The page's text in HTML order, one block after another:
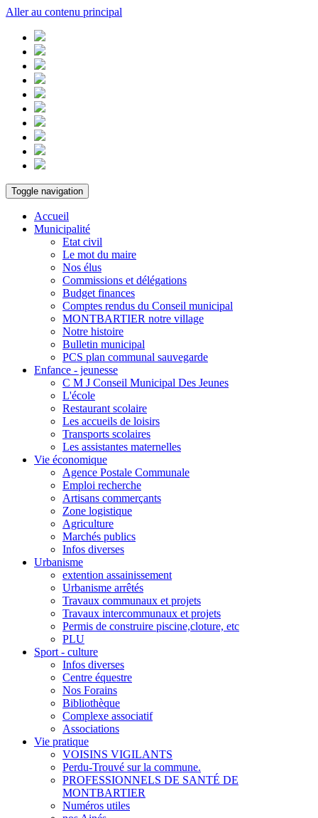
Aller au contenu principal
Toggle navigation
Accueil
Municipalité
Etat civil
Le mot du maire
Nos élus
Commissions et délégations
Budget finances
Comptes rendus du Conseil municipal
MONTBARTIER notre village
Notre histoire
Bulletin municipal
PCS plan communal sauvegarde
Enfance - jeunesse
C M J Conseil Municipal Des Jeunes
L'école
Restaurant scolaire
Les accueils de loisirs
Transports scolaires
Les assistantes maternelles
Vie économique
Agence Postale Communale
Emploi recherche
Artisans commerçants
Zone logistique
Agriculture
Marchés publics
Infos diverses
Urbanisme
extention assainissement
Urbanisme arrêtés
Travaux communaux et projets
Travaux intercommunaux et projets
Permis de construire piscine,cloture, etc
PLU
Sport - culture
Infos diverses
Centre équestre
Nos Forains
Bibliothèque
Complexe associatif
Associations
Vie pratique
VOISINS VIGILANTS
Perdu-Trouvé sur la commune.
PROFESSIONNELS DE SANTÉ DE
MONTBARTIER
Numéros utiles